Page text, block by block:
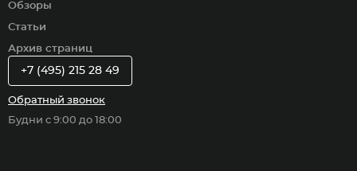
Обзоры
Статьи
Архив страниц
+7 (495) 215 28 49
Обратный звонок
Будни с 9:00 до 18:00